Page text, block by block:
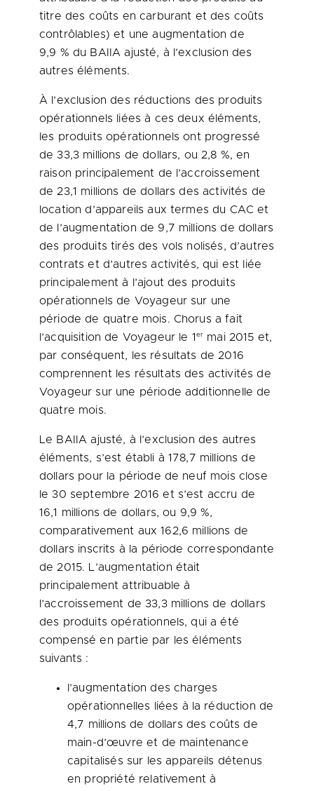
titre des coûts en carburant et des coûts
contrôlables) et une augmentation de
9,9 % du BAIIA ajusté, à l’exclusion des
autres éléments.
À l’exclusion des réductions des produits
opérationnels liées à ces deux éléments,
les produits opérationnels ont progressé
de 33,3 millions de dollars, ou 2,8 %, en
raison principalement de l’accroissement
de 23,1 millions de dollars des activités de
location d’appareils aux termes du CAC et
de l’augmentation de 9,7 millions de dollars
des produits tirés des vols nolisés, d’autres
contrats et d’autres activités, qui est liée
principalement à l’ajout des produits
opérationnels de Voyageur sur une
période de quatre mois. Chorus a fait
l’acquisition de Voyageur le 1 er mai 2015 et,
par conséquent, les résultats de 2016
comprennent les résultats des activités de
Voyageur sur une période additionnelle de
quatre mois.
Le BAIIA ajusté, à l’exclusion des autres
éléments, s’est établi à 178,7 millions de
dollars pour la période de neuf mois close
le 30 septembre 2016 et s’est accru de
16,1 millions de dollars, ou 9,9 %,
comparativement aux 162,6 millions de
dollars inscrits à la période correspondante
de 2015. L’augmentation était
principalement attribuable à
l’accroissement de 33,3 millions de dollars
des produits opérationnels, qui a été
compensé en partie par les éléments
suivants :
l’augmentation des charges
opérationnelles liées à la réduction de
4,7 millions de dollars des coûts de
main-d’œuvre et de maintenance
capitalisés sur les appareils détenus
en propriété relativement à